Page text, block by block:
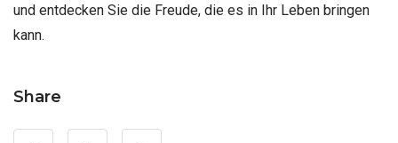
und entdecken Sie die Freude, die es in Ihr Leben bringen
kann.
Share